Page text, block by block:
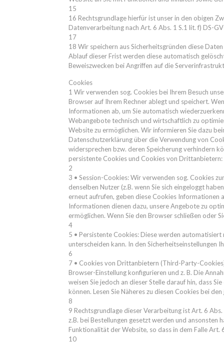
15
16 Rechtsgrundlage hierfür ist unser in den obigen
Datenverarbeitung nach Art. 6 Abs. 1 S.1 lit. f) DS-
17
18 Wir speichern aus Sicherheitsgründen diese
Ablauf dieser Frist werden diese automatisch
Beweiszwecken bei Angriffen auf die
Cookies
1 Wir verwenden sog. Cookies bei Ihrem Besuch
Browser auf Ihrem Rechner ablegt und speichert.
Informationen ab, um Sie automatisch
Webangebote technisch und wirtschaftlich zu
Website zu ermöglichen. Wir informieren Sie dazu
Datenschutzerklärung über die Verwendung von
widersprechen bzw. deren Speicherung verhindern
persistente Cookies und Cookies von Drittanbietern:
2
3 • Session-Cookies: Wir verwenden sog. Cookies
denselben Nutzer (z.B. wenn Sie sich eingeloggt
erneut aufrufen, geben diese Cookies Informationen
Informationen dienen dazu, unsere Angebote zu
ermöglichen. Wenn Sie den Browser schließen oder
4
5 • Persistente Cookies: Diese werden
unterscheiden kann. In den Sicherheitseinstellungen
6
7 • Cookies von Drittanbietern (Third-Party-
Browser-Einstellung konfigurieren und z. B. Die
weisen Sie jedoch an dieser Stelle darauf hin, dass
können. Lesen Sie Näheres zu diesen Cookies bei
8
9 Rechtsgrundlage dieser Verarbeitung ist Art. 6
z.B. bei Bestellungen gesetzt werden und
Funktionalität der Website, so dass in dem Falle Art.
10